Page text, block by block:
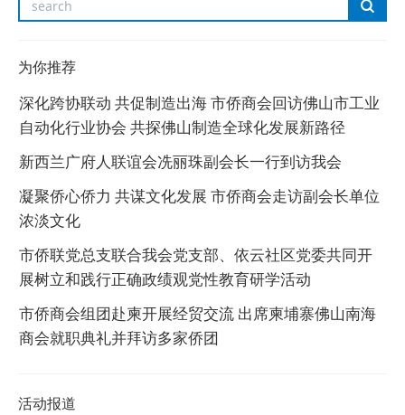
为你推荐
深化跨协联动 共促制造出海 市侨商会回访佛山市工业
自动化行业协会 共探佛山制造全球化发展新路径
新西兰广府人联谊会冼丽珠副会长一行到访我会
凝聚侨心侨力 共谋文化发展 市侨商会走访副会长单位
浓淡文化
市侨联党总支联合我会党支部、依云社区党委共同开
展树立和践行正确政绩观党性教育研学活动
市侨商会组团赴柬开展经贸交流 出席柬埔寨佛山南海
商会就职典礼并拜访多家侨团
活动报道